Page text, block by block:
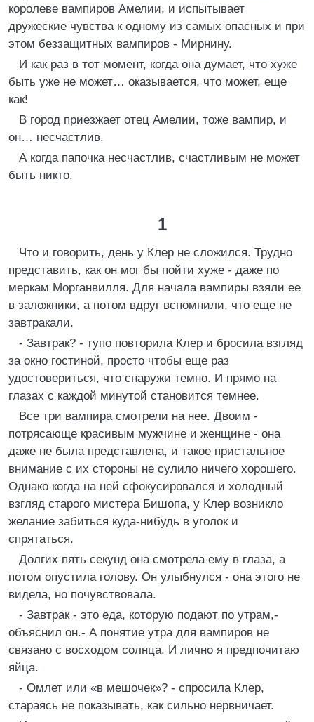
королеве вампиров Амелии, и испытывает
дружеские чувства к одному из самых опасных и при
этом беззащитных вампиров - Мирнину.
И как раз в тот момент, когда она думает, что хуже
быть уже не может… оказывается, что может, еще
как!
В город приезжает отец Амелии, тоже вампир, и
он… несчастлив.
А когда папочка несчастлив, счастливым не может
быть никто.
1
Что и говорить, день у Клер не сложился. Трудно
представить, как он мог бы пойти хуже - даже по
меркам Морганвилля. Для начала вампиры взяли ее
в заложники, а потом вдруг вспомнили, что еще не
завтракали.
- Завтрак? - тупо повторила Клер и бросила взгляд
за окно гостиной, просто чтобы еще раз
удостовериться, что снаружи темно. И прямо на
глазах с каждой минутой становится темнее.
Все три вампира смотрели на нее. Двоим -
потрясающе красивым мужчине и женщине - она
даже не была представлена, и такое пристальное
внимание с их стороны не сулило ничего хорошего.
Однако когда на ней сфокусировался и холодный
взгляд старого мистера Бишопа, у Клер возникло
желание забиться куда-нибудь в уголок и
спрятаться.
Долгих пять секунд она смотрела ему в глаза, а
потом опустила голову. Он улыбнулся - она этого не
видела, но почувствовала.
- Завтрак - это еда, которую подают по утрам,-
объяснил он.- А понятие утра для вампиров не
связано с восходом солнца. И лично я предпочитаю
яйца.
- Омлет или «в мешочек»? - спросила Клер,
стараясь не показывать, как сильно нервничает.